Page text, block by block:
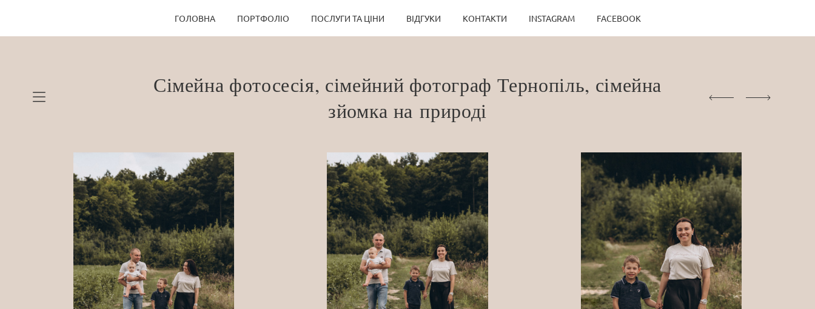
ГОЛОВНА ПОРТФОЛІО ПОСЛУГИ ТА ЦІНИ ВІДГУКИ КОНТАКТИ INSTAGRAM FACEBOOK
Сімейна фотосесія, сімейний фотограф Тернопіль, сімейна
зйомка на природі